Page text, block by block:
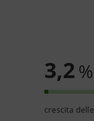
3,2%
crescita